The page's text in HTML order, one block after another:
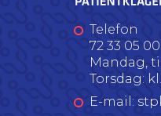
Telefon
72 33 05 00
Mandag,
Torsdag:
E-mail: